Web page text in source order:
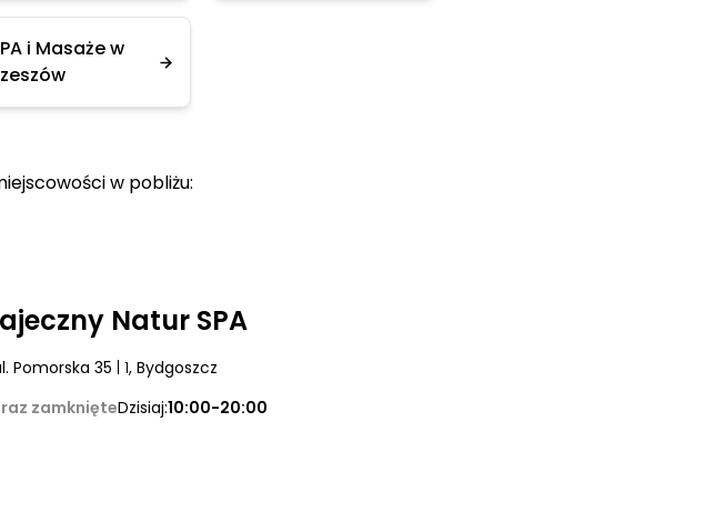
i Masaże w
w pobliżu:
Natur SPA
Pomorska 35 | 1, Bydgoszcz
zamknięteDzisiaj:10:00-20:00